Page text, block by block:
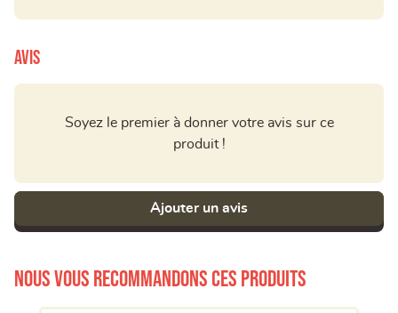
Avis
Soyez le premier à donner votre avis sur ce
produit !
Ajouter un avis
Nous vous recommandons ces produits